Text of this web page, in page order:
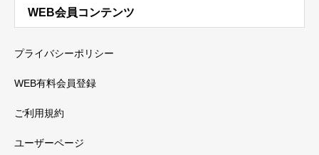
WEB会員コンテンツ
プライバシーポリシー
WEB有料会員登録
ご利用規約
ユーザーページ